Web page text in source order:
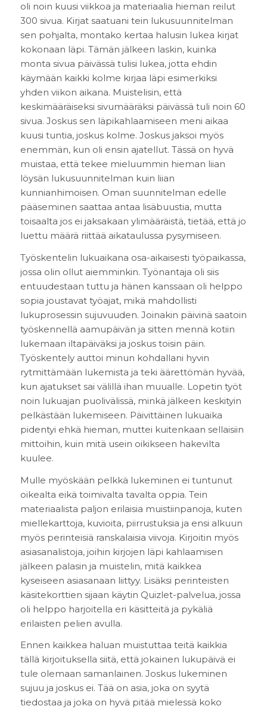
oli noin kuusi viikkoa ja materiaalia hieman reilut
300 sivua. Kirjat saatuani tein lukusuunnitelman
sen pohjalta, montako kertaa halusin lukea kirjat
kokonaan läpi. Tämän jälkeen laskin, kuinka
monta sivua päivässä tulisi lukea, jotta ehdin
käymään kaikki kolme kirjaa läpi esimerkiksi
yhden viikon aikana. Muistelisin, että
keskimääräiseksi sivumääräksi päivässä tuli noin 60
sivua. Joskus sen läpikahlaamiseen meni aikaa
kuusi tuntia, joskus kolme. Joskus jaksoi myös
enemmän, kun oli ensin ajatellut. Tässä on hyvä
muistaa, että tekee mieluummin hieman liian
löysän lukusuunnitelman kuin liian
kunnianhimoisen. Oman suunnitelman edelle
pääseminen saattaa antaa lisäbuustia, mutta
toisaalta jos ei jaksakaan ylimääräistä, tietää, että jo
luettu määrä riittää aikataulussa pysymiseen.
Työskentelin lukuaikana osa-aikaisesti työpaikassa,
jossa olin ollut aiemminkin. Työnantaja oli siis
entuudestaan tuttu ja hänen kanssaan oli helppo
sopia joustavat työajat, mikä mahdollisti
lukuprosessin sujuvuuden. Joinakin päivinä saatoin
työskennellä aamupäivän ja sitten mennä kotiin
lukemaan iltapäiväksi ja joskus toisin päin.
Työskentely auttoi minun kohdallani hyvin
rytmittämään lukemista ja teki äärettömän hyvää,
kun ajatukset sai välillä ihan muualle. Lopetin työt
noin lukuajan puolivälissä, minkä jälkeen keskityin
pelkästään lukemiseen. Päivittäinen lukuaika
pidentyi ehkä hieman, muttei kuitenkaan sellaisiin
mittoihin, kuin mitä usein oikikseen hakevilta
kuulee.
Mulle myöskään pelkkä lukeminen ei tuntunut
oikealta eikä toimivalta tavalta oppia. Tein
materiaalista paljon erilaisia muistiinpanoja, kuten
miellekarttoja, kuvioita, piirrustuksia ja ensi alkuun
myös perinteisiä ranskalaisia viivoja. Kirjoitin myös
asiasanalistoja, joihin kirjojen läpi kahlaamisen
jälkeen palasin ja muistelin, mitä kaikkea
kyseiseen asiasanaan liittyy. Lisäksi perinteisten
käsitekorttien sijaan käytin Quizlet-palvelua, jossa
oli helppo harjoitella eri käsitteitä ja pykäliä
erilaisten pelien avulla.
Ennen kaikkea haluan muistuttaa teitä kaikkia
tällä kirjoituksella siitä, että jokainen lukupäivä ei
tule olemaan samanlainen. Joskus lukeminen
sujuu ja joskus ei. Tää on asia, joka on syytä
tiedostaa ja joka on hyvä pitää mielessä koko